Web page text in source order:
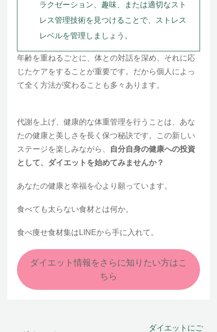
ラクゼーション、趣味、または適切なスト
レス管理技術を見つけることで、ストレス
レベルを管理しましょう。
年齢を重ねるごとに、体との対話を深め、それに応
じたケアをすることが重要です。だから個人によっ
て全く方法が変わることも多々あります。
代謝を上げ、健康的な体重管理を行うことは、あな
たの健康と美しさを長く保つ秘訣です。この新しい
ステージを楽しみながら、
自分自身の健康への投資
として、ダイエットを始めてみませんか？
あなたの健康と幸福を心より願っています。
食べても太らない食材とは何か。
食べ痩せ食材集はLINEから手に入れて。
ダイエット情報をさらに知りたい方はこ
ちら
ダイエットにご